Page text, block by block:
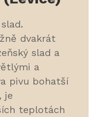
dvakrát
slad a
a
pivu bohatší
je
teplotách